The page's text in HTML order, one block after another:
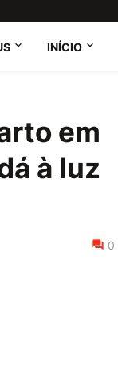
INÍCIO
em
à luz
0